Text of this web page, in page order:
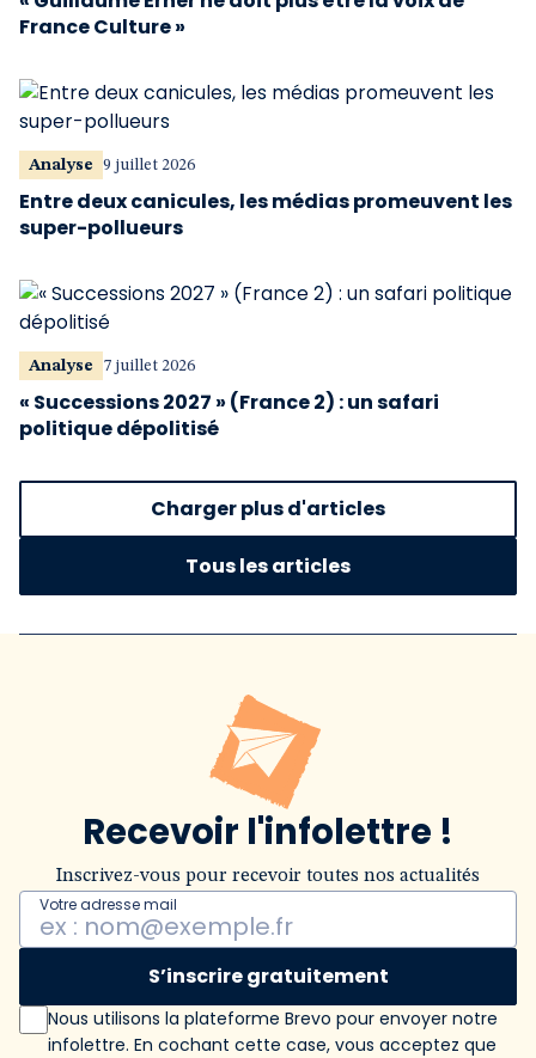
France Culture »
Analyse 9 juillet 2026
Entre deux canicules, les médias promeuvent les
super-pollueurs
Analyse 7 juillet 2026
« Successions 2027 » (France 2) : un safari
politique dépolitisé
Charger plus d'articles
Tous les articles
Recevoir l'infolettre !
Inscrivez-vous pour recevoir toutes nos actualités
Votre adresse mail
S’inscrire gratuitement
Nous utilisons la plateforme Brevo pour envoyer notre
infolettre. En cochant cette case, vous acceptez que